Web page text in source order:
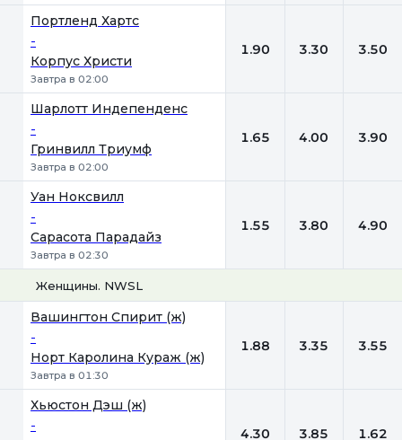
Портленд Хартс
-
Корпус Христи
Завтра в 02:00
1.90 3.30 3.50
Шарлотт Индепенденс
-
Гринвилл Триумф
Завтра в 02:00
1.65 4.00 3.90
Уан Ноксвилл
-
Сарасота Парадайз
Завтра в 02:30
1.55 3.80 4.90
Женщины. NWSL
Вашингтон Спирит (ж)
-
Норт Каролина Кураж (ж)
Завтра в 01:30
1.88 3.35 3.55
Хьюстон Дэш (ж)
- 4.30 3.85 1.62